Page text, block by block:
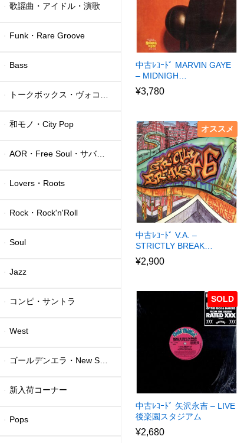
中古ﾚｺｰﾄﾞ MARVIN GAYE
– MIDNIGH…
¥3,780
オススメ
中古ﾚｺｰﾄﾞ V.A. –
STRICTLY BREAK…
¥2,900
SOLD
中古ﾚｺｰﾄﾞ 矢沢永吉 – LIVE
後楽園スタジアム
¥2,680
歌謡曲・アイドル・演歌
Funk・Rare Groove
Bass
トークボックス・ヴォコーダー
和モノ・City Pop
AOR・Free Soul・サバービア
Lovers・Roots
Rock・Rock'n'Roll
Soul
Jazz
コンピ・サントラ
West
ゴールデンエラ・New School
新入荷コーナー
Pops